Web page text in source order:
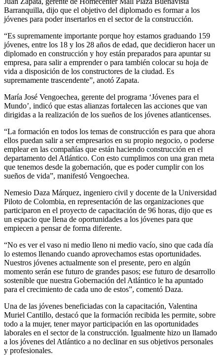
Barranquilla, dijo que el objetivo del diplomado es formar a los
jóvenes para poder insertarlos en el sector de la construcción.
“Es supremamente importante porque hoy estamos graduando 159
jóvenes, entre los 18 y los 28 años de edad, que decidieron hacer un
diplomado en construcción y hoy están preparados para apuntar su
empresa, para salir a emprender o para también colocar su hoja de
vida a disposición de los constructores de la ciudad. Es
supremamente trascendente”, anotó Zapata.
María José Vengoechea, gerente del programa ‘Jóvenes para el
Mundo’, indicó que estas alianzas fortalecen las acciones que van
dirigidas a la realización de los sueños de los jóvenes atlanticenses.
“La formación en todos los temas de construcción es para que ahora
ellos puedan salir a ser empresarios en su propio negocio, o poderse
emplear en las compañías que están haciendo construcción en el
departamento del Atlántico. Con esto cumplimos con una gran meta
que tenemos desde la gobernación, que es poder cumplir con los
sueños de vida”, manifestó Vengoechea.
Nemesio Daza Márquez, ingeniero civil y docente de la Universidad
Piloto de Colombia, en representación de las organizaciones que
participaron en el proyecto de capacitación de 96 horas, dijo que es
un espacio que llena de oportunidades a los jóvenes para que
empiecen a pensar de forma diferente.
“No es ver el vaso ni medio lleno ni medio vacío, sino que cada día
lo estemos llenando cuando aprovechamos estas oportunidades.
Nuestros jóvenes actualmente son el presente, pero en algún
momento serán ese futuro de grandes pasos; ese futuro de desarrollo
sostenible que nuestra Gobernación del Atlántico le ha apuntado
para el crecimiento de cada uno de estos”, comentó Daza.
Una de las jóvenes beneficiadas con la capacitación, Valentina
Muriel Cantillo, destacó que la formación recibida les permite, sobre
todo a la mujer, tener mayor participación en las oportunidades
laborales en el sector de la construcción. Igualmente hizo un llamado
a los jóvenes del Atlántico a no declinar en sus objetivos personales
y profesionales.